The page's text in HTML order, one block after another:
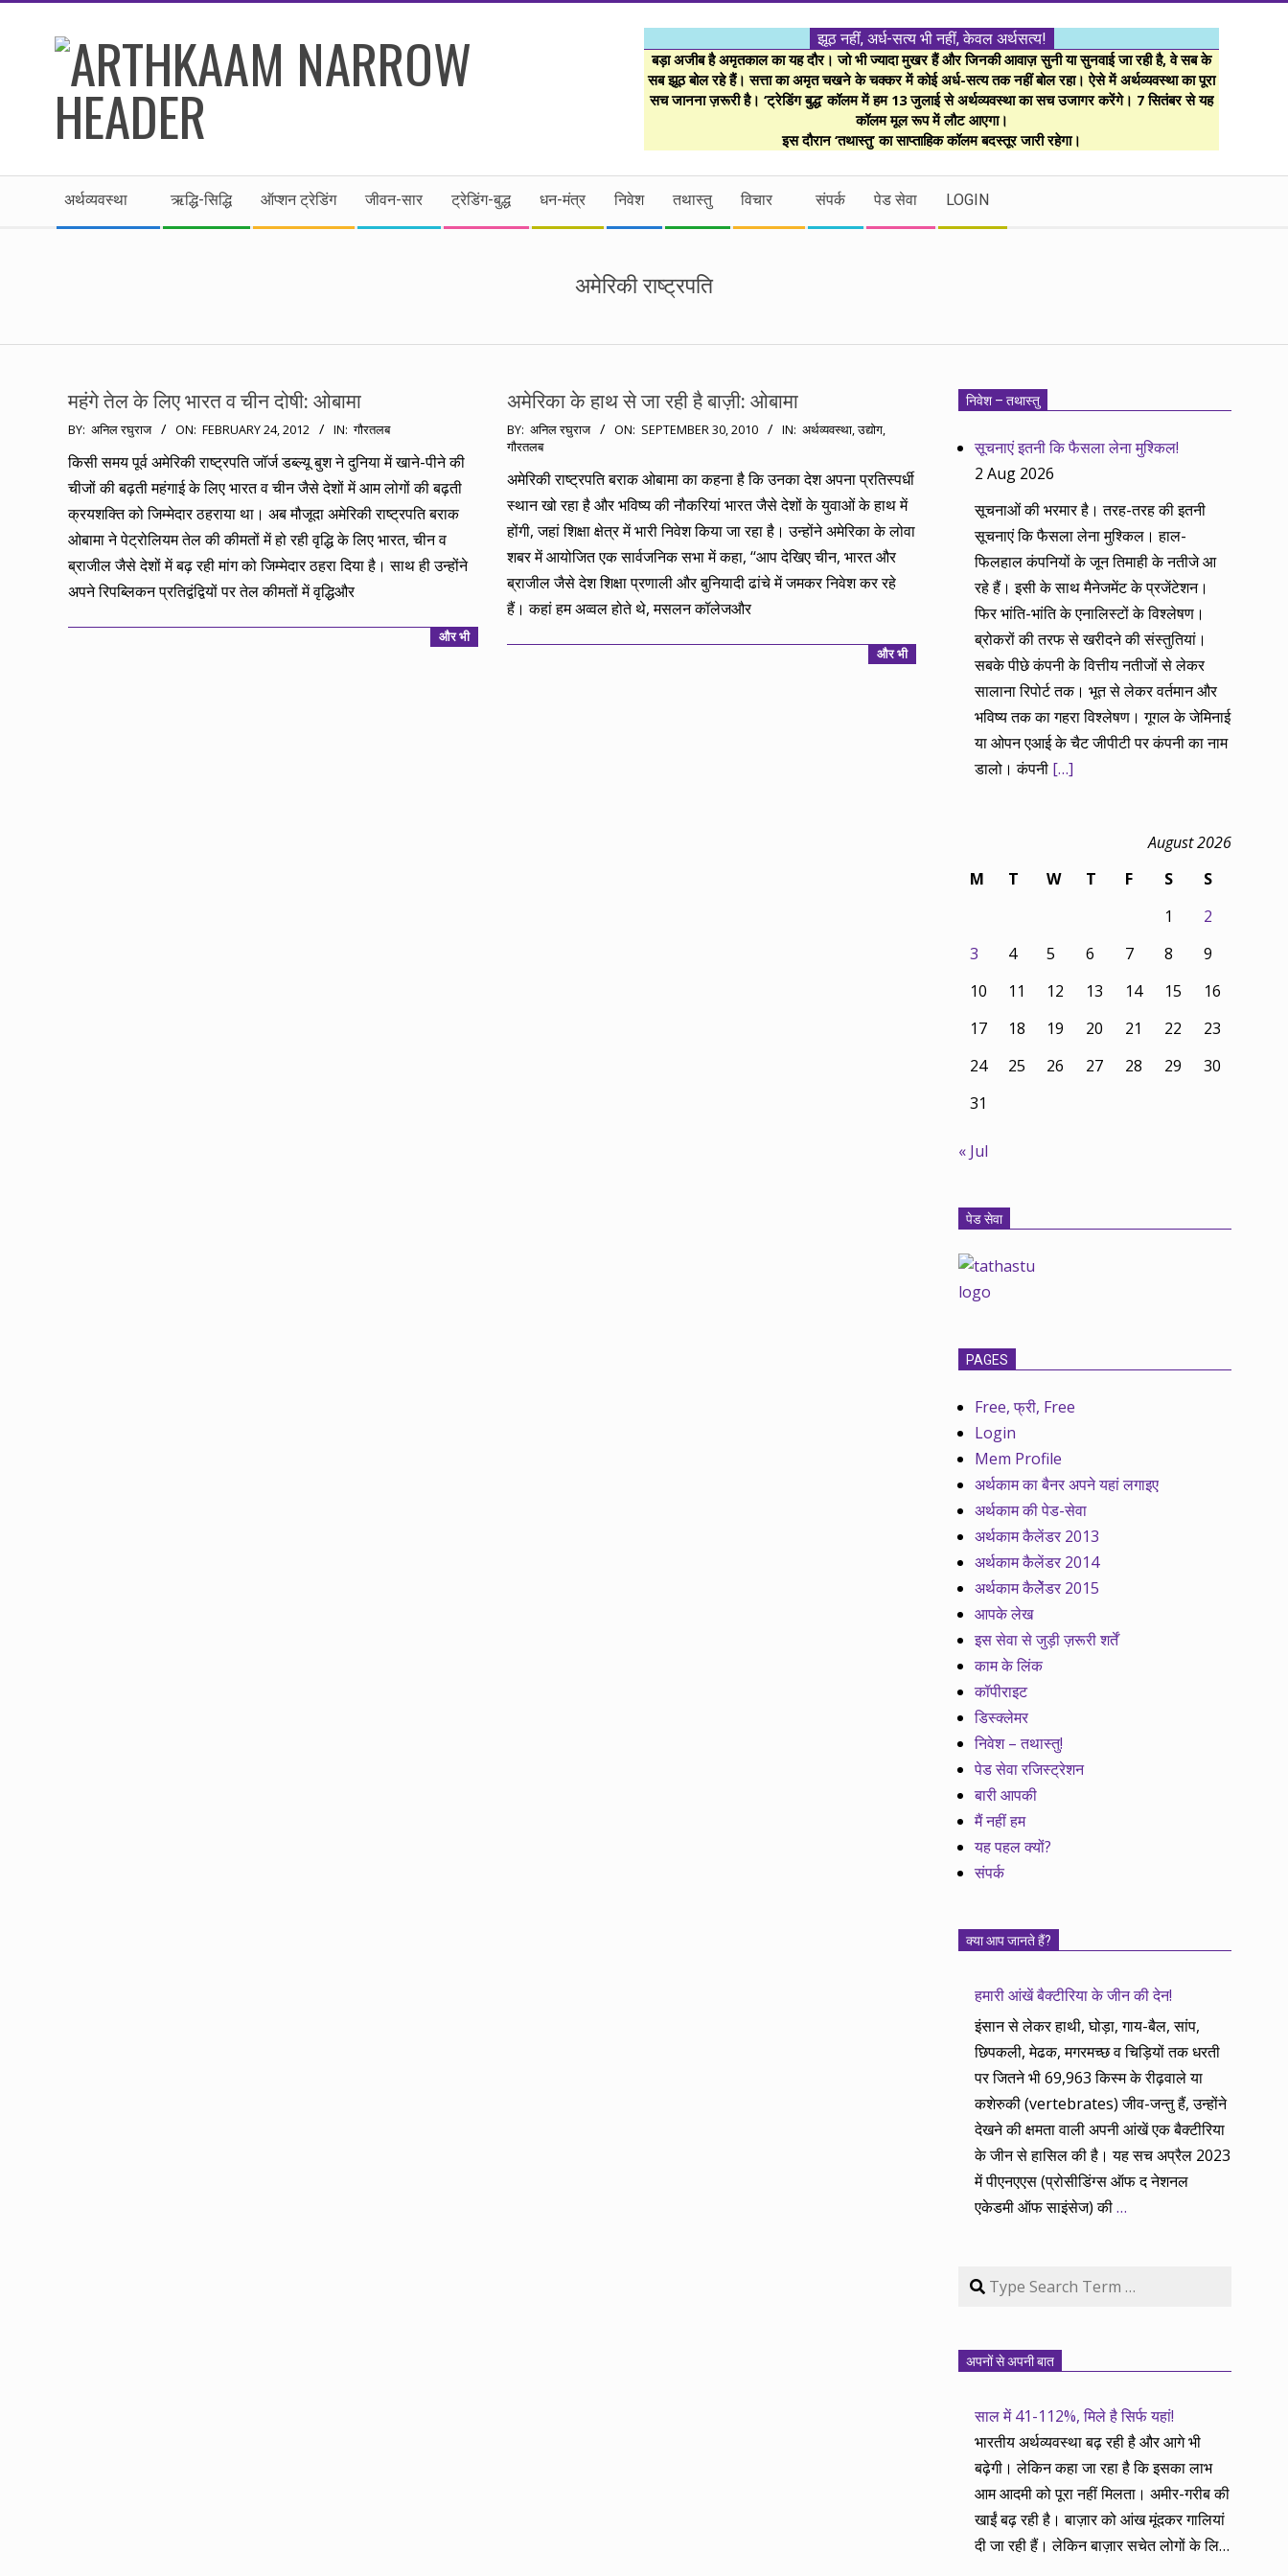
।।
अर्थकाम।।
FINANCIALLY
CLEVER!
झूठ नहीं, अर्ध-सत्य भी नहीं, केवल अर्थसत्य!
बड़ा अजीब है अमृतकाल का यह दौर। जो भी ज्यादा मुखर हैं और जिनकी आवाज़ सुनी या सुनवाई जा रही है, वे सब के
सब झूठ बोल रहे हैं। सत्ता का अमृत चखने के चक्कर में कोई अर्ध-सत्य तक नहीं बोल रहा। ऐसे में अर्थव्यवस्था का पूरा
सच जानना ज़रूरी है। ‘ट्रेडिंग बुद्ध’ कॉलम में हम 13 जुलाई से अर्थव्यवस्था का सच उजागर करेंगे। 7 सितंबर से यह
कॉलम मूल रूप में लौट आएगा।
इस दौरान ‘तथास्तु’ का साप्ताहिक कॉलम बदस्तूर जारी रहेगा।
Secondary
अर्थव्यवस्था ऋद्धि-सिद्धि ऑप्शन ट्रेडिंग जीवन-सार ट्रेडिंग-बुद्ध धन-मंत्र निवेश तथास्तु विचार संपर्क पेड सेवा LOGIN
अमेरिकी राष्ट्रपति
महंगे तेल के लिए भारत व चीन दोषी: ओबामा
2012-
02-
24
BY: अनिल रघुराज ON: FEBRUARY 24, 2012 IN: गौरतलब
किसी समय पूर्व अमेरिकी राष्ट्रपति जॉर्ज डब्ल्यू बुश ने दुनिया में खाने-पीने की
चीजों की बढ़ती महंगाई के लिए भारत व चीन जैसे देशों में आम लोगों की बढ़ती
क्रयशक्ति को जिम्मेदार ठहराया था। अब मौजूदा अमेरिकी राष्ट्रपति बराक
ओबामा ने पेट्रोलियम तेल की कीमतों में हो रही वृद्धि के लिए भारत, चीन व
ब्राजील जैसे देशों में बढ़ रही मांग को जिम्मेदार ठहरा दिया है। साथ ही उन्होंने
अपने रिपब्लिकन प्रतिद्वंद्वियों पर तेल कीमतों में वृद्धिऔर
और भी
अमेरिका के हाथ से जा रही है बाज़ी: ओबामा
2010-
09-
30
BY: अनिल रघुराज ON: SEPTEMBER 30, 2010 IN: अर्थव्यवस्था,उद्योग,
गौरतलब
अमेरिकी राष्ट्रपति बराक ओबामा का कहना है कि उनका देश अपना प्रतिस्पर्धी
स्थान खो रहा है और भविष्य की नौकरियां भारत जैसे देशों के युवाओं के हाथ में
होंगी, जहां शिक्षा क्षेत्र में भारी निवेश किया जा रहा है। उन्होंने अमेरिका के लोवा
शबर में आयोजित एक सार्वजनिक सभा में कहा, ‘‘आप देखिए चीन, भारत और
ब्राजील जैसे देश शिक्षा प्रणाली और बुनियादी ढांचे में जमकर निवेश कर रहे
हैं। कहां हम अव्वल होते थे, मसलन कॉलेजऔर
और भी
निवेश – तथास्तु
सूचनाएं इतनी कि फैसला लेना मुश्किल!
2 Aug 2026
सूचनाओं की भरमार है। तरह-तरह की इतनी
सूचनाएं कि फैसला लेना मुश्किल। हाल-
फिलहाल कंपनियों के जून तिमाही के नतीजे आ
रहे हैं। इसी के साथ मैनेजमेंट के प्रजेंटेशन।
फिर भांति-भांति के एनालिस्टों के विश्लेषण।
ब्रोकरों की तरफ से खरीदने की संस्तुतियां।
सबके पीछे कंपनी के वित्तीय नतीजों से लेकर
सालाना रिपोर्ट तक। भूत से लेकर वर्तमान और
भविष्य तक का गहरा विश्लेषण। गूगल के जेमिनाई
या ओपन एआई के चैट जीपीटी पर कंपनी का नाम
डालो। कंपनी […]
August 2026
M
T W T F S
S
1
2
3
4 5 6 7 8
9
10
11 12 13 14 15
16
17
18 19 20 21 22
23
24
25 26 27 28 29
30
31
« Jul
पेड सेवा
PAGES
Free, फ्री, Free
Login
Mem Profile
अर्थकाम का बैनर अपने यहां लगाइए
अर्थकाम की पेड-सेवा
अर्थकाम कैलेंडर 2013
अर्थकाम कैलेंडर 2014
अर्थकाम कैलेेंडर 2015
आपके लेख
इस सेवा से जुड़ी ज़रूरी शर्तें
काम के लिंक
कॉपीराइट
डिस्क्लेमर
निवेश – तथास्तु!
पेड सेवा रजिस्ट्रेशन
बारी आपकी
मैं नहीं हम
यह पहल क्यों?
संपर्क
क्या आप जानते हैं?
हमारी आंखें बैक्टीरिया के जीन की देन!
इंसान से लेकर हाथी, घोड़ा, गाय-बैल, सांप,
छिपकली, मेढक, मगरमच्छ व चिड़ियों तक धरती
पर जितने भी 69,963 किस्म के रीढ़वाले या
कशेरुकी (vertebrates) जीव-जन्तु हैं, उन्होंने
देखने की क्षमता वाली अपनी आंखें एक बैक्टीरिया
के जीन से हासिल की है। यह सच अप्रैल 2023
में पीएनएएस (प्रोसीडिंग्स ऑफ द नेशनल
एकेडमी ऑफ साइंसेज) की…
Search
अपनों से अपनी बात
साल में 41-112%, मिले है सिर्फ यहां!
भारतीय अर्थव्यवस्था बढ़ रही है और आगे भी
बढ़ेगी। लेकिन कहा जा रहा है कि इसका लाभ
आम आदमी को पूरा नहीं मिलता। अमीर-गरीब की
खाईं बढ़ रही है। बाज़ार को आंख मूंदकर गालियां
दी जा रही हैं। लेकिन बाज़ार सचेत लोगों के लिए